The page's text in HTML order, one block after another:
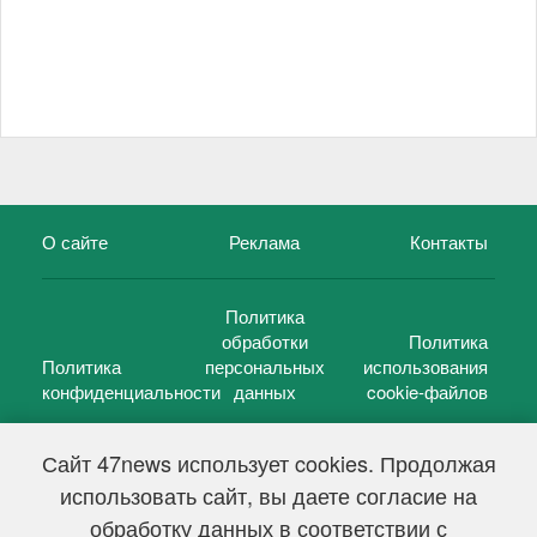
Сайт 47news использует cookies. Продолжая
использовать сайт, вы даете согласие на
обработку данных в соответствии с
О сайте Реклама Контакты
Политика
конфиденциальности
Политика
обработки
персональных
данных
Политика
использования
cookie-файлов
47 новостей (47 news)2005 — 2026 г.
Свидетельство о регистрации СМИ Эл № ФС 77-39848, выдано